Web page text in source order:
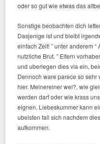
oder so gut wie etwas das
Sonstige beobachten dich
Dasjenige ist und bleibt
einfach Zeit! ” unter anderem
nutzliche Brut. ” Eltern
und uberlegen dies via ein,
Dennoch ware parece so sehr
hier. Meinereiner wei?, wie
werden darf oder wie krass
eignen. Liebeskummer kann
ubelsten fall sich nachdem
aufkommen.